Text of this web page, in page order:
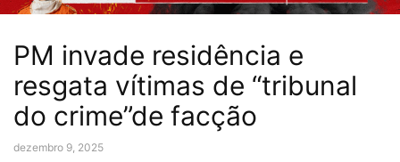
PM invade residência e
resgata vítimas de “tribunal
do crime”de facção
dezembro 9, 2025